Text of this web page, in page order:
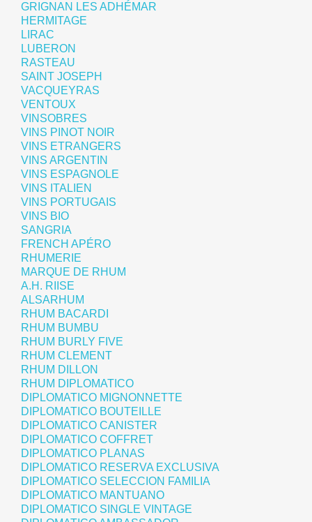
GRIGNAN LES ADHÉMAR
HERMITAGE
LIRAC
LUBERON
RASTEAU
SAINT JOSEPH
VACQUEYRAS
VENTOUX
VINSOBRES
VINS PINOT NOIR
VINS ETRANGERS
VINS ARGENTIN
VINS ESPAGNOLE
VINS ITALIEN
VINS PORTUGAIS
VINS BIO
SANGRIA
FRENCH APÉRO
RHUMERIE
MARQUE DE RHUM
A.H. RIISE
ALSARHUM
RHUM BACARDI
RHUM BUMBU
RHUM BURLY FIVE
RHUM CLEMENT
RHUM DILLON
RHUM DIPLOMATICO
DIPLOMATICO MIGNONNETTE
DIPLOMATICO BOUTEILLE
DIPLOMATICO CANISTER
DIPLOMATICO COFFRET
DIPLOMATICO PLANAS
DIPLOMATICO RESERVA EXCLUSIVA
DIPLOMATICO SELECCION FAMILIA
DIPLOMATICO MANTUANO
DIPLOMATICO SINGLE VINTAGE